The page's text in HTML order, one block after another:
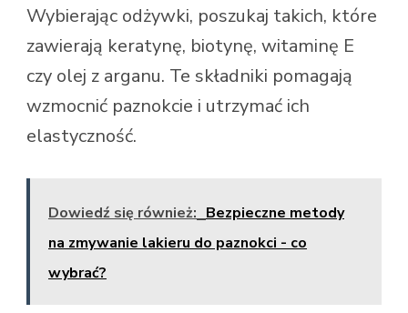
Wybierając odżywki, poszukaj takich, które
zawierają keratynę, biotynę, witaminę E
czy olej z arganu. Te składniki pomagają
wzmocnić paznokcie i utrzymać ich
elastyczność.
Dowiedź się również: Bezpieczne metody
na zmywanie lakieru do paznokci - co
wybrać?